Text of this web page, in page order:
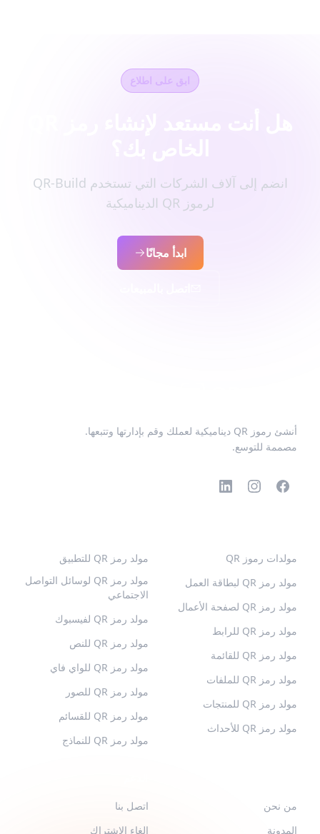
ابق على اطلاع
انضم إلى آلاف الشركات التي تستخدم QR-Build
لرموز QR الديناميكية
ابدأ مجانًا
أنشئ رموز QR ديناميكية لعملك وقم بإدارتها وتتبعها.
مصممة للتوسع.
مولدات رموز QR
مولد رمز QR لبطاقة العمل
مولد رمز QR لصفحة الأعمال
مولد رمز QR للرابط
مولد رمز QR للقائمة
مولد رمز QR للملفات
مولد رمز QR للمنتجات
مولد رمز QR للأحداث
مولد رمز QR للتطبيق
مولد رمز QR لوسائل التواصل
الاجتماعي
مولد رمز QR لفيسبوك
مولد رمز QR للنص
مولد رمز QR للواي فاي
مولد رمز QR للصور
مولد رمز QR للقسائم
مولد رمز QR للنماذج
من نحن
المدونة
اتصل بنا
إلغاء الاشتراك